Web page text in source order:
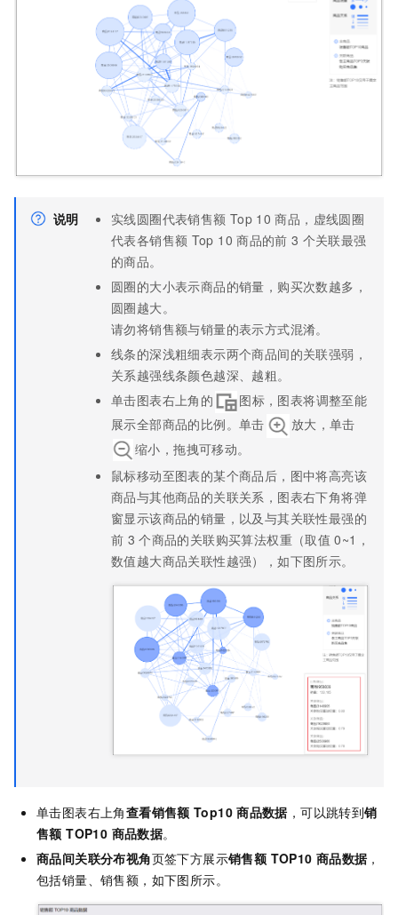
说明 实线圆圈代表销售额 Top 10 商品，虚线圆圈
代表各销售额 Top 10 商品的前 3 个关联最强
的商品。
圆圈的大小表示商品的销量，购买次数越多，
圆圈越大。
请勿将销售额与销量的表示方式混淆。
线条的深浅粗细表示两个商品间的关联强弱，
关系越强线条颜色越深、越粗。
单击图表右上角的
图标，图表将调整至能
展示全部商品的比例。单击
放大，单击
缩小，拖拽可移动。
鼠标移动至图表的某个商品后，图中将高亮该
商品与其他商品的关联关系，图表右下角将弹
窗显示该商品的销量，以及与其关联性最强的
前 3 个商品的关联购买算法权重（取值 0~1，
数值越大商品关联性越强），如下图所示。
单击图表右上角查看销售额 Top10 商品数据，可以跳转到销
售额 TOP10 商品数据。
商品间关联分布视角页签下方展示销售额 TOP10 商品数据，
包括销量、销售额，如下图所示。